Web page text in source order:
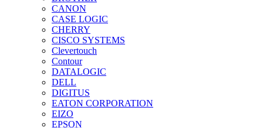
CANON
CASE LOGIC
CHERRY
CISCO SYSTEMS
Clevertouch
Contour
DATALOGIC
DELL
DIGITUS
EATON CORPORATION
EIZO
EPSON